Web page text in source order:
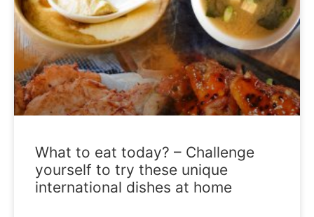
What to eat today? – Challenge
yourself to try these unique
international dishes at home